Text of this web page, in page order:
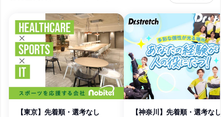
【東京】先着順・選考なし
【神奈川】先着順・選考